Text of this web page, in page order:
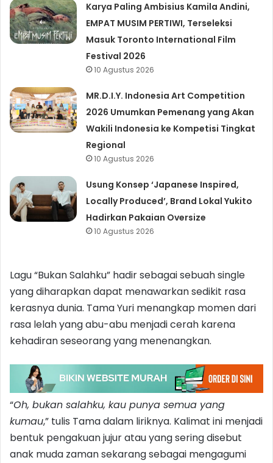
Karya Paling Ambisius Kamila Andini,
EMPAT MUSIM PERTIWI, Terseleksi
Masuk Toronto International Film
Festival 2026
10 Agustus 2026
MR.D.I.Y. Indonesia Art Competition
2026 Umumkan Pemenang yang Akan
Wakili Indonesia ke Kompetisi Tingkat
Regional
10 Agustus 2026
Usung Konsep ‘Japanese Inspired,
Locally Produced’, Brand Lokal Yukito
Hadirkan Pakaian Oversize
10 Agustus 2026
Lagu “Bukan Salahku” hadir sebagai sebuah single
yang diharapkan dapat menawarkan sedikit rasa
kerasnya dunia. Tama Yuri menangkap momen dari
rasa lelah yang abu-abu menjadi cerah karena
kehadiran seseorang yang menenangkan.
“Oh, bukan salahku, kau punya semua yang
kumau,” tulis Tama dalam liriknya. Kalimat ini menjadi
bentuk pengakuan jujur atau yang sering disebut
anak muda zaman sekarang sebagai mengagumi